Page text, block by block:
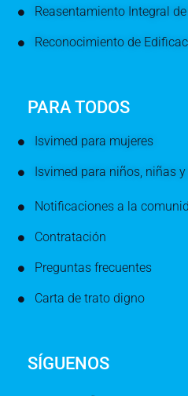
Reasentamiento Integral
Reconocimiento de
PARA TODOS
Isvimed para mujeres
Isvimed para niños, niñas
Notificaciones a la
Contratación
Preguntas frecuentes
Carta de trato digno
SÍGUENOS